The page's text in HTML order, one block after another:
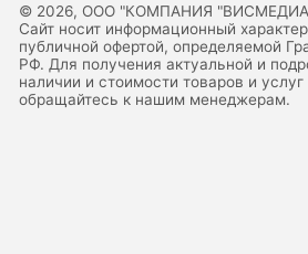
© 2026, ООО "КОМПАНИЯ
Сайт носит информационный
публичной офертой, определяемой
РФ. Для получения актуальной и
наличии и стоимости товаров и
обращайтесь к нашим менеджерам.